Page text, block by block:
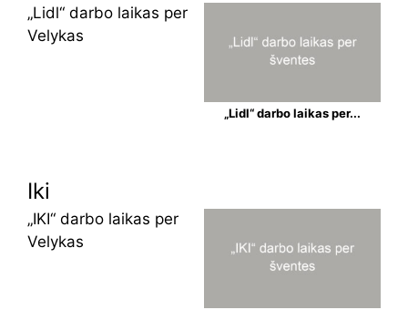
„Lidl“ darbo laikas per
Velykas
„Lidl“ darbo laikas per...
Iki
„IKI“ darbo laikas per
Velykas